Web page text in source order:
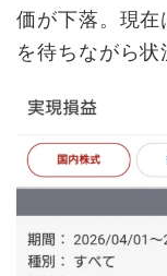
価が下落。現
を待ちながら状